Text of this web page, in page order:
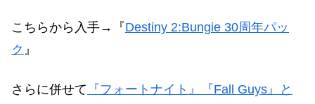
こちらから入手→ 『Destiny 2:Bungie 30周年パッ
ク 』
さらに併せて 『フォートナイト』『Fall Guys』と